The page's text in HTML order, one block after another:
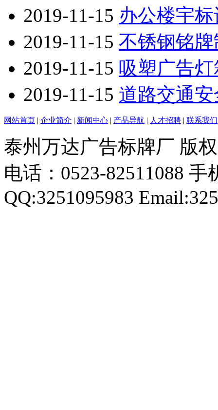
2019-11-15 办公楼宇
2019-11-15 不锈钢铭
2019-11-15 吸塑广告
2019-11-15 道路交通
网站首页 | 企业简介 | 新闻中心 | 产品导航 | 人才招聘 | 联系我们
泰州万达广告标牌厂 版
电话：0523-82511088 手
QQ:3251095983